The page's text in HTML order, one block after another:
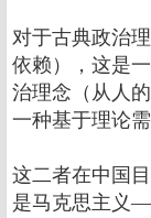
对于古典政治
依赖），这是
治理念（从人
一种基于理论需
这二者在中国
是马克思主义